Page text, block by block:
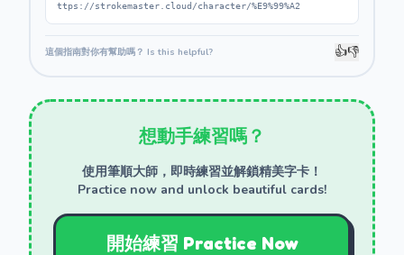
ttps://strokemaster.cloud/character/%E9%99%A2
這個指南對你有幫助嗎？ Is this helpful? 👍👎
想動手練習嗎？
使用筆順大師，即時練習並解鎖精美字卡！
Practice now and unlock beautiful cards!
開始練習 Practice Now